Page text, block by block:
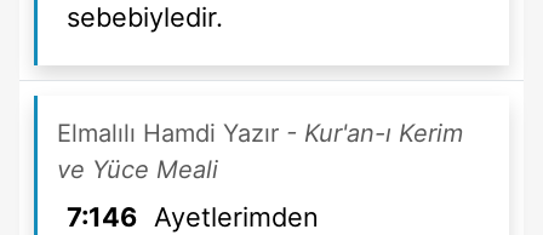
sebebiyledir.
Elmalılı Hamdi Yazır - Kur'an-ı Kerim
ve Yüce Meali
7:146 Ayetlerimden